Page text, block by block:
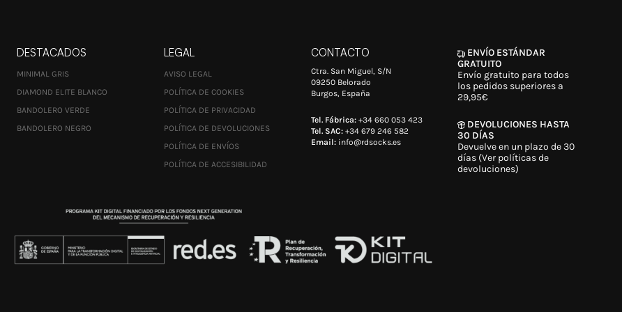
DESTACADOS
MINIMAL GRIS
DIAMOND ELITE BLANCO
BANDOLERO VERDE
BANDOLERO NEGRO
LEGAL
AVISO LEGAL
POLÍTICA DE COOKIES
POLÍTICA DE PRIVACIDAD
POLÍTICA DE DEVOLUCIONES
POLÍTICA DE ENVÍOS
POLÍTICA DE ACCESIBILIDAD
CONTACTO
Ctra. San Miguel, S/N
09250 Belorado
Burgos, España
Tel. Fábrica: +34 660 053 423
Tel. SAC: +34 679 246 582
Email: info@rdsocks.es
ENVÍO ESTÁNDAR
GRATUITO
Envío gratuito para todos
los pedidos superiores a
29,95€
DEVOLUCIONES HASTA
30 DÍAS
Devuelve en un plazo de 30
días (Ver políticas de
devoluciones)